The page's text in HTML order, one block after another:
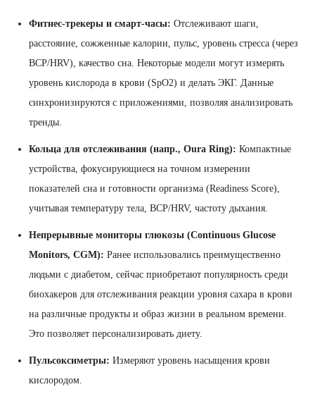
Фитнес-трекеры и смарт-часы: Отслеживают шаги,
расстояние, сожженные калории, пульс, уровень стресса (через
ВСР/HRV), качество сна. Некоторые модели могут измерять
уровень кислорода в крови (SpO2) и делать ЭКГ. Данные
синхронизируются с приложениями, позволяя анализировать
тренды.
Кольца для отслеживания (напр., Oura Ring): Компактные
устройства, фокусирующиеся на точном измерении
показателей сна и готовности организма (Readiness Score),
учитывая температуру тела, ВСР/HRV, частоту дыхания.
Непрерывные мониторы глюкозы (Continuous Glucose
Monitors, CGM): Ранее использовались преимущественно
людьми с диабетом, сейчас приобретают популярность среди
биохакеров для отслеживания реакции уровня сахара в крови
на различные продукты и образ жизни в реальном времени.
Это позволяет персонализировать диету.
Пульсоксиметры: Измеряют уровень насыщения крови
кислородом.